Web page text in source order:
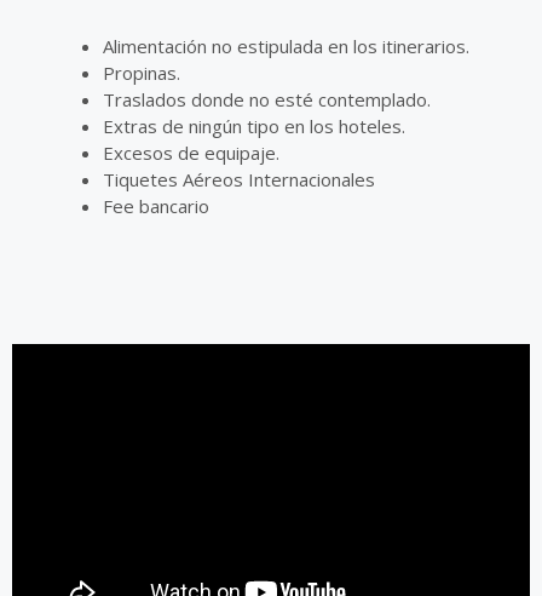
Alimentación no estipulada en los itinerarios.
Propinas.
Traslados donde no esté contemplado.
Extras de ningún tipo en los hoteles.
Excesos de equipaje.
Tiquetes Aéreos Internacionales
Fee bancario